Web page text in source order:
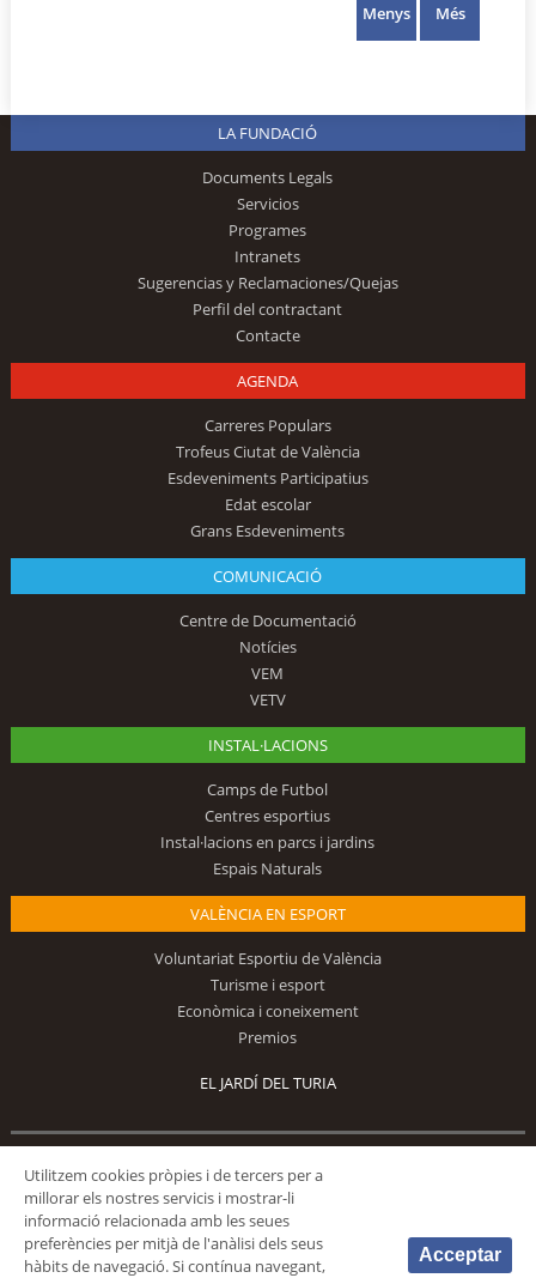
Menys Més
LA FUNDACIÓ
Documents Legals
Servicios
Programes
Intranets
Sugerencias y Reclamaciones/Quejas
Perfil del contractant
Contacte
AGENDA
Carreres Populars
Trofeus Ciutat de València
Esdeveniments Participatius
Edat escolar
Grans Esdeveniments
COMUNICACIÓ
Centre de Documentació
Notícies
VEM
VETV
INSTAL·LACIONS
Camps de Futbol
Centres esportius
Instal·lacions en parcs i jardins
Espais Naturals
VALÈNCIA EN ESPORT
Voluntariat Esportiu de València
Turisme i esport
Econòmica i coneixement
Premios
EL JARDÍ DEL TURIA
Utilitzem cookies pròpies i de tercers per a
millorar els nostres servicis i mostrar-li
informació relacionada amb les seues
preferències per mitjà de l'anàlisi dels seus
hàbits de navegació. Si contínua navegant,
Acceptar